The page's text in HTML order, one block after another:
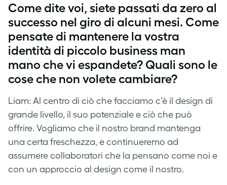
Come dite voi, siete passati da zero al
successo nel giro di alcuni mesi. Come
pensate di mantenere la vostra
identità di piccolo business man
mano che vi espandete? Quali sono le
cose che non volete cambiare?
Liam: Al centro di ciò che facciamo c’è il design di
grande livello, il suo potenziale e ciò che può
offrire. Vogliamo che il nostro brand mantenga
una certa freschezza, e continueremo ad
assumere collaboratori che la pensano come noi e
con un approccio al design come il nostro.